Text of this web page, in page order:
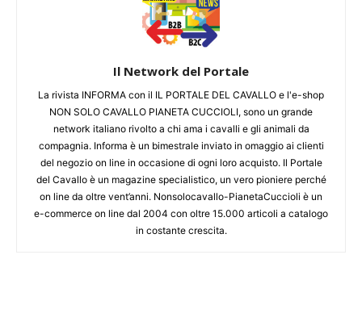
Il Network del Portale
La rivista INFORMA con il IL PORTALE DEL CAVALLO e l'e-shop
NON SOLO CAVALLO PIANETA CUCCIOLI, sono un grande
network italiano rivolto a chi ama i cavalli e gli animali da
compagnia. Informa è un bimestrale inviato in omaggio ai clienti
del negozio on line in occasione di ogni loro acquisto. Il Portale
del Cavallo è un magazine specialistico, un vero pioniere perché
on line da oltre vent’anni. Nonsolocavallo-PianetaCuccioli è un
e-commerce on line dal 2004 con oltre 15.000 articoli a catalogo
in costante crescita.